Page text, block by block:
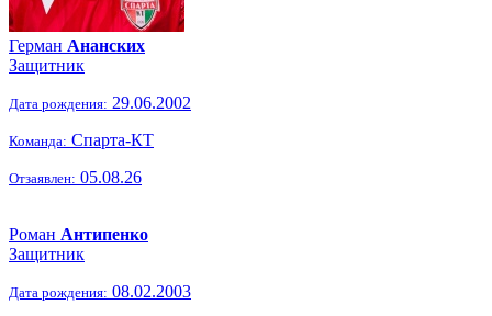
Герман Ананских
Защитник
Дата рождения: 29.06.2002
Команда: Спарта-КТ
Отзаявлен: 05.08.26
Роман Антипенко
Защитник
Дата рождения: 08.02.2003